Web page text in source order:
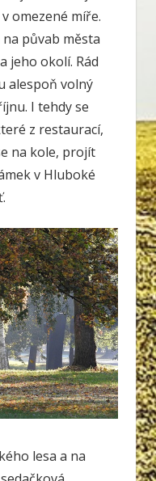
omezené míře.
půvab města
jeho okolí. Rád
alespoň volný
I tehdy se
z restaurací,
na kole, projít
v Hluboké
lesa a na